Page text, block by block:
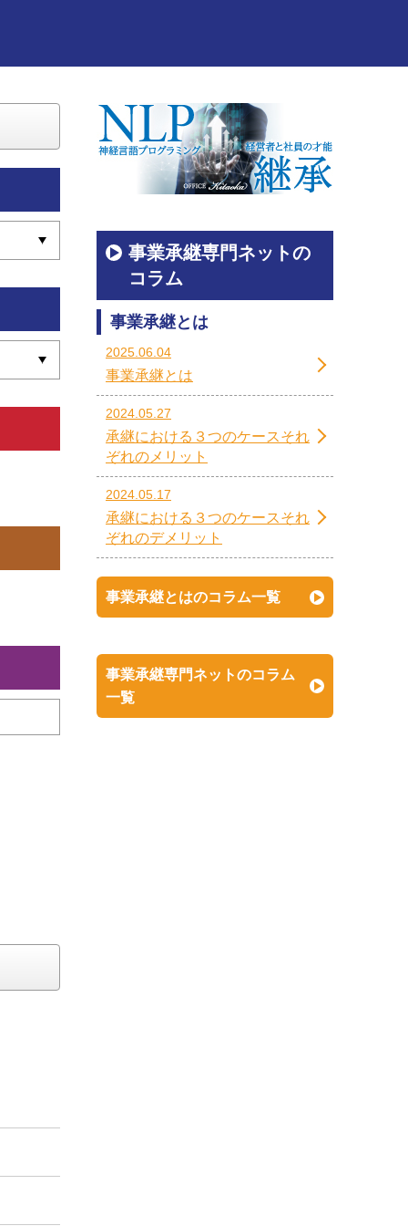
事業承継専門ネットの
コラム
事業承継とは
2025.06.04
事業承継とは
2024.05.27
承継における３つのケースそれ
ぞれのメリット
2024.05.17
承継における３つのケースそれ
ぞれのデメリット
事業承継とはのコラム一覧
事業承継専門ネットのコラム
一覧